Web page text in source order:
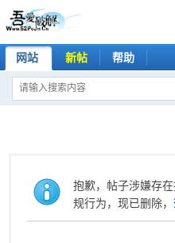
网站 新帖 帮助
抱歉，帖子涉嫌存
规行为，现已删除，